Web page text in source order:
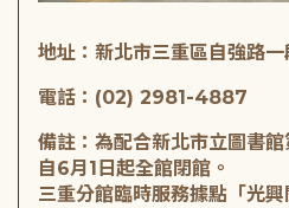
地址：新北市三重區自強路
電話：(02) 2981-4887
備註：為配合新北市立圖書館
自6月1日起全館閉館。
三重分館臨時服務據點「光